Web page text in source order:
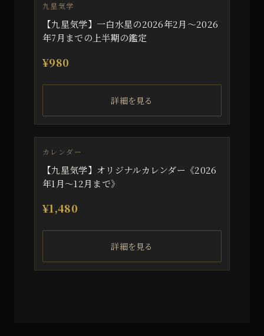
九星気学
【九星気学】一白水星の2026年2月～2026
年7月までの上半期の鑑定
¥980
詳細を見る
カレンダー
【九星気学】オリジナルカレンダー《2026
年1月～12月まで》
¥1,480
詳細を見る